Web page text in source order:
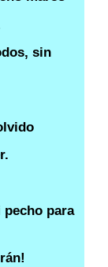
sin
pecho para